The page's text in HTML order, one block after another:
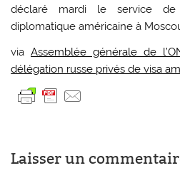
déclaré mardi le service
diplomatique américaine à
viaAssemblée générale de
délégation russe privés de visa
Laisser un